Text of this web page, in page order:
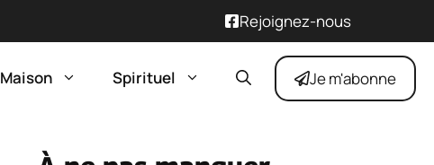
Rejoignez-nous
Maison Spirituel Je m'abonne